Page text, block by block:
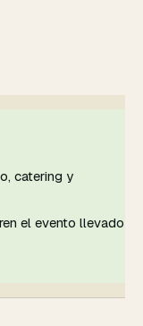
catering y
el evento llevado